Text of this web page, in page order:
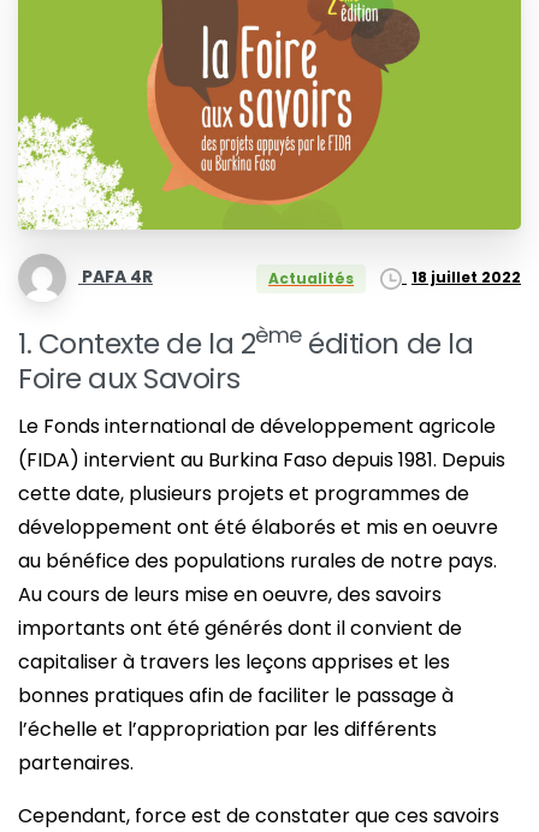
PAFA 4R Actualités 18 juillet 2022
1. Contexte de la 2èmeédition de la
Foire aux Savoirs
Le Fonds international de développement agricole
(FIDA) intervient au Burkina Faso depuis 1981. Depuis
cette date, plusieurs projets et programmes de
développement ont été élaborés et mis en oeuvre
au bénéfice des populations rurales de notre pays.
Au cours de leurs mise en oeuvre, des savoirs
importants ont été générés dont il convient de
capitaliser à travers les leçons apprises et les
bonnes pratiques afin de faciliter le passage à
l’échelle et l’appropriation par les différents
partenaires.
Cependant, force est de constater que ces savoirs